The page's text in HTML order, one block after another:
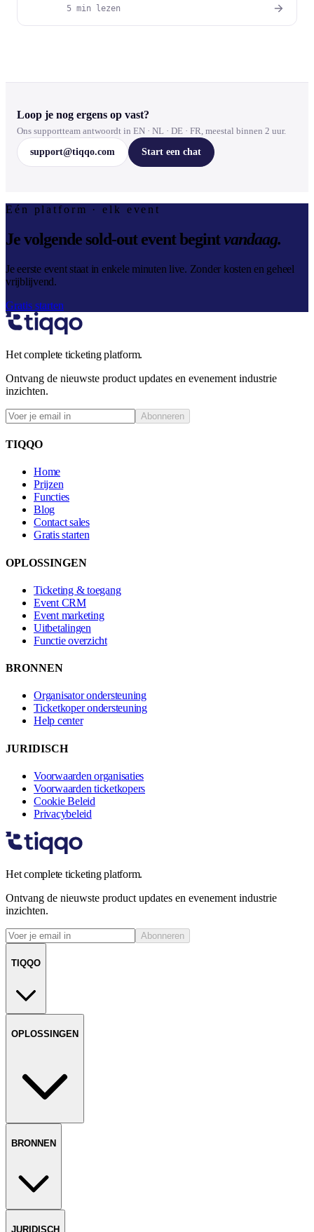
5 min lezen
Loop je nog ergens op vast?
Ons supportteam antwoordt in EN · NL · DE · FR, meestal binnen 2 uur.
support@tiqqo.com
Start een chat
Eén platform · elk event
Je volgende sold-out event begintvandaag.
Je eerste event staat in enkele minuten live. Zonder kosten en geheel
vrijblijvend.
Gratis starten
Het complete ticketing platform.
Ontvang de nieuwste product updates en evenement industrie
inzichten.
Abonneren
TIQQO
Home
Prijzen
Functies
Blog
Contact sales
Gratis starten
OPLOSSINGEN
Ticketing & toegang
Event CRM
Event marketing
Uitbetalingen
Functie overzicht
BRONNEN
Organisator ondersteuning
Ticketkoper ondersteuning
Help center
JURIDISCH
Voorwaarden organisaties
Voorwaarden ticketkopers
Cookie Beleid
Privacybeleid
Het complete ticketing platform.
Ontvang de nieuwste product updates en evenement industrie
inzichten.
Abonneren
TIQQO
OPLOSSINGEN
BRONNEN
JURIDISCH